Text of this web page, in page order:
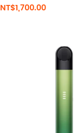
NT$1,700.00